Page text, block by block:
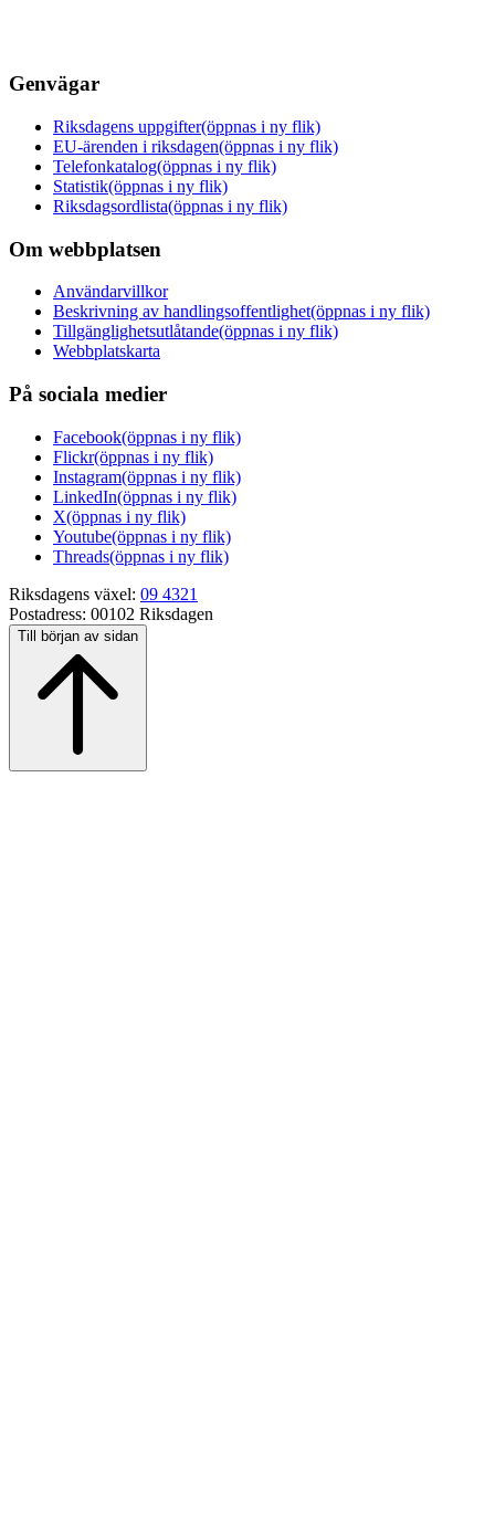
Genvägar
Riksdagens uppgifter(öppnas i ny flik)
EU-ärenden i riksdagen(öppnas i ny flik)
Telefonkatalog(öppnas i ny flik)
Statistik(öppnas i ny flik)
Riksdagsordlista(öppnas i ny flik)
Om webbplatsen
Användarvillkor
Beskrivning av handlingsoffentlighet(öppnas i ny flik)
Tillgänglighetsutlåtande(öppnas i ny flik)
Webbplatskarta
På sociala medier
Facebook(öppnas i ny flik)
Flickr(öppnas i ny flik)
Instagram(öppnas i ny flik)
LinkedIn(öppnas i ny flik)
X(öppnas i ny flik)
Youtube(öppnas i ny flik)
Threads(öppnas i ny flik)
Riksdagens växel: 09 4321
Postadress: 00102 Riksdagen
Till början av sidan